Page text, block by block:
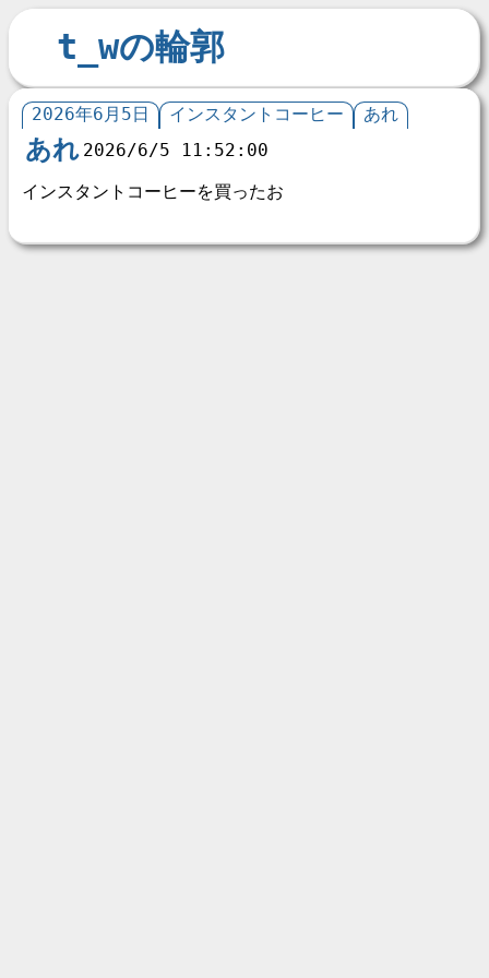
t_wの輪郭
2026年6月5日 インスタントコーヒー あれ
あれ 2026/6/5 11:52:00
インスタントコーヒーを買ったお